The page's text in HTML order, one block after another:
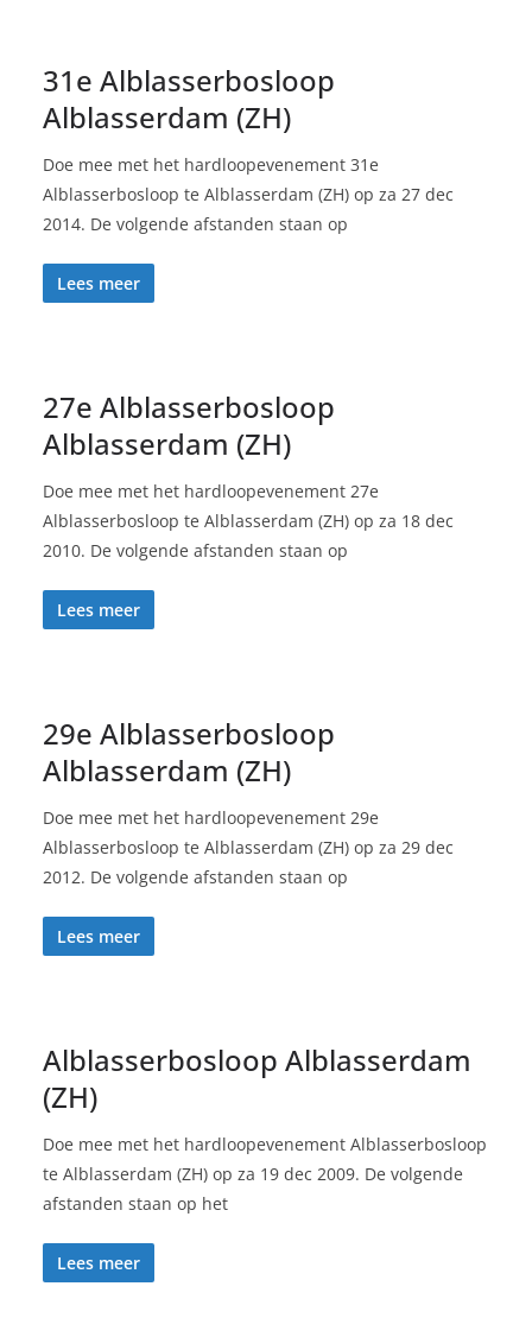
31e Alblasserbosloop
Alblasserdam (ZH)
Doe mee met het hardloopevenement 31e
Alblasserbosloop te Alblasserdam (ZH) op za 27 dec
2014. De volgende afstanden staan op
Lees meer
27e Alblasserbosloop
Alblasserdam (ZH)
Doe mee met het hardloopevenement 27e
Alblasserbosloop te Alblasserdam (ZH) op za 18 dec
2010. De volgende afstanden staan op
Lees meer
29e Alblasserbosloop
Alblasserdam (ZH)
Doe mee met het hardloopevenement 29e
Alblasserbosloop te Alblasserdam (ZH) op za 29 dec
2012. De volgende afstanden staan op
Lees meer
Alblasserbosloop Alblasserdam
(ZH)
Doe mee met het hardloopevenement Alblasserbosloop
te Alblasserdam (ZH) op za 19 dec 2009. De volgende
afstanden staan op het
Lees meer